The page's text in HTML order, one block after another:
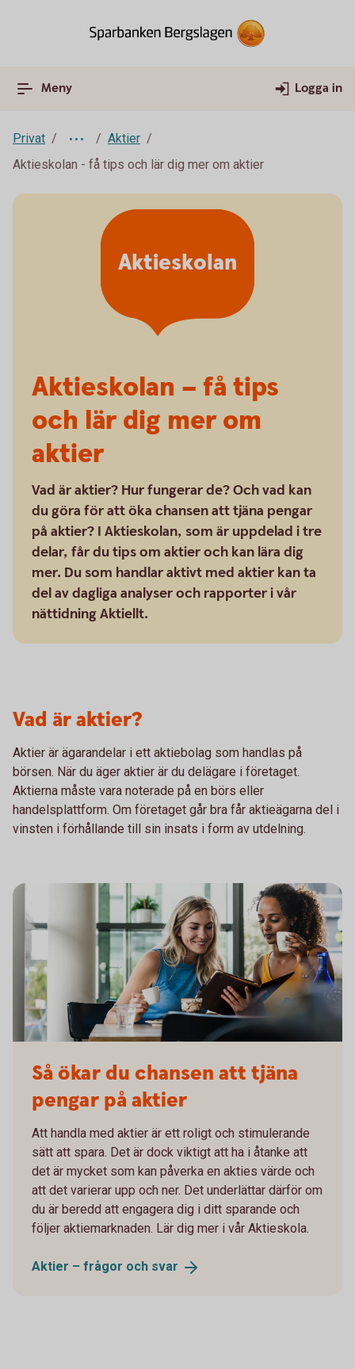
Meny Logga in
Privat
Aktier
Aktieskolan - få tips och lär dig mer om aktier
Aktieskolan
Aktieskolan – få tips
och lär dig mer om
aktier
Vad är aktier? Hur fungerar de? Och vad kan
du göra för att öka chansen att tjäna pengar
på aktier? I Aktieskolan, som är uppdelad i tre
delar, får du tips om aktier och kan lära dig
mer. Du som handlar aktivt med aktier kan ta
del av dagliga analyser och rapporter i vår
nättidning Aktiellt.
Vad är aktier?
Aktier är ägarandelar i ett aktiebolag som handlas på
börsen. När du äger aktier är du delägare i företaget.
Aktierna måste vara noterade på en börs eller
handelsplattform. Om företaget går bra får aktieägarna del i
vinsten i förhållande till sin insats i form av utdelning.
Så ökar du chansen att tjäna
pengar på aktier
Att handla med aktier är ett roligt och stimulerande
sätt att spara. Det är dock viktigt att ha i åtanke att
det är mycket som kan påverka en akties värde och
att det varierar upp och ner. Det underlättar därför om
du är beredd att engagera dig i ditt sparande och
följer aktiemarknaden. Lär dig mer i vår Aktieskola.
Aktier – frågor och svar